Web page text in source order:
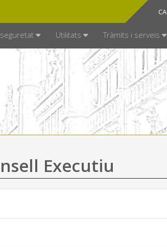
CA
ES
Utilitats Tràmits i serveis
Executiu